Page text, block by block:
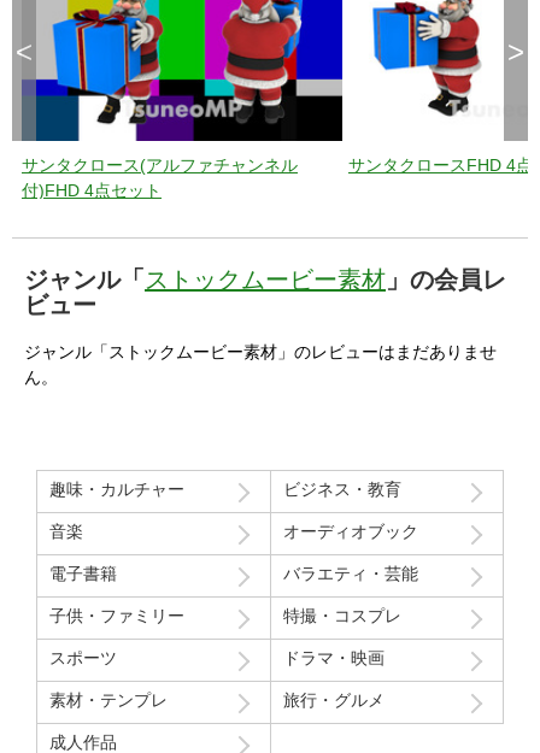
サンタクロース(アルファチャンネル
付)FHD 4点セット
サンタクロースFHD 4点
< >
ジャンル「ストックムービー素材 」の会員レ
ビュー
ジャンル「ストックムービー素材」のレビューはまだありませ
ん。
趣味・カルチャー ビジネス・教育
音楽 オーディオブック
電子書籍 バラエティ・芸能
子供・ファミリー 特撮・コスプレ
スポーツ ドラマ・映画
素材・テンプレ 旅行・グルメ
成人作品